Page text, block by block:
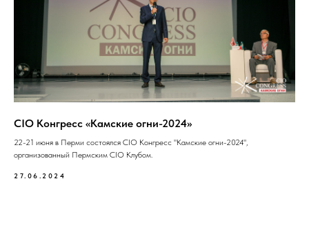
CIO Конгресс «Камские огни-2024»
22-21 июня в Перми состоялся CIO Конгресс "Камские огни-2024",
организованный Пермским CIO Клубом.
27.06.2024